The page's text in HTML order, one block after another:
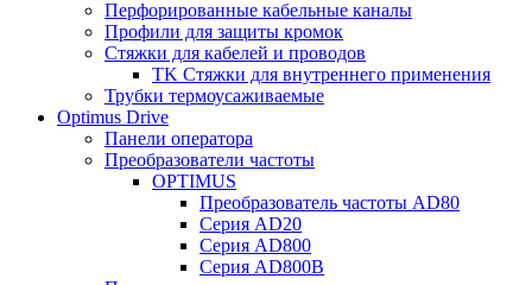
Перфорированные кабельные каналы
Профили для защиты кромок
Стяжки для кабелей и проводов
TK Стяжки для внутреннего применения
Трубки термоусаживаемые
Optimus Drive
Панели оператора
Преобразователи частоты
OPTIMUS
Преобразователь частоты AD80
Серия AD20
Серия AD800
Серия AD800B